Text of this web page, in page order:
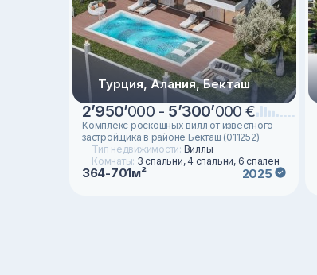
Турция, Алания, Бекташ
2’950’000 - 5’300’000 €
Комплекс роскошных вилл от известного
застройщика в районе Бекташ (011252)
Тип недвижимости: Виллы
Комнаты: 3 спальни, 4 спальни, 6 спален
364-701м² 2025